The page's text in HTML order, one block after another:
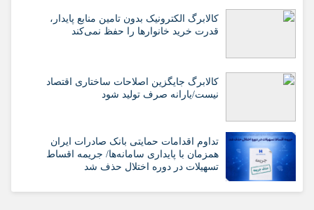
کالابرگ الکترونیک بدون تامین منابع پایدار،
قدرت خرید خانوارها را حفظ نمی‌کند
کالابرگ جایگزین اصلاحات ساختاری اقتصاد
نیست/یارانه صرف تولید شود
تداوم اقدامات حمایتی بانک صادرات ایران
همزمان با پایداری سامانه‌ها/ جریمه اقساط
تسهیلات در دوره اختلال حذف شد